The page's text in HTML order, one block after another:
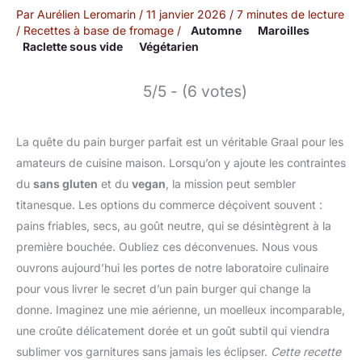
Par Aurélien Leromarin / 11 janvier 2026 / 7 minutes de lecture
/ Recettes à base de fromage / Automne
Maroilles
Raclette sous vide
Végétarien
5/5 - (6 votes)
La quête du pain burger parfait est un véritable Graal pour les
amateurs de cuisine maison. Lorsqu’on y ajoute les contraintes
du sans gluten et du vegan , la mission peut sembler
titanesque. Les options du commerce déçoivent souvent :
pains friables, secs, au goût neutre, qui se désintègrent à la
première bouchée. Oubliez ces déconvenues. Nous vous
ouvrons aujourd’hui les portes de notre laboratoire culinaire
pour vous livrer le secret d’un pain burger qui change la
donne. Imaginez une mie aérienne, un moelleux incomparable,
une croûte délicatement dorée et un goût subtil qui viendra
sublimer vos garnitures sans jamais les éclipser. Cette recette